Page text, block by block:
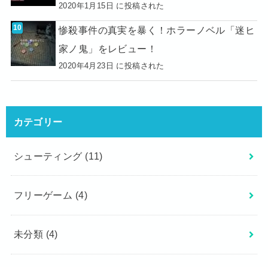
2020年1月15日 に投稿された
惨殺事件の真実を暴く！ホラーノベル「迷ヒ
家ノ鬼」をレビュー！
2020年4月23日 に投稿された
カテゴリー
シューティング (11)
フリーゲーム (4)
未分類 (4)